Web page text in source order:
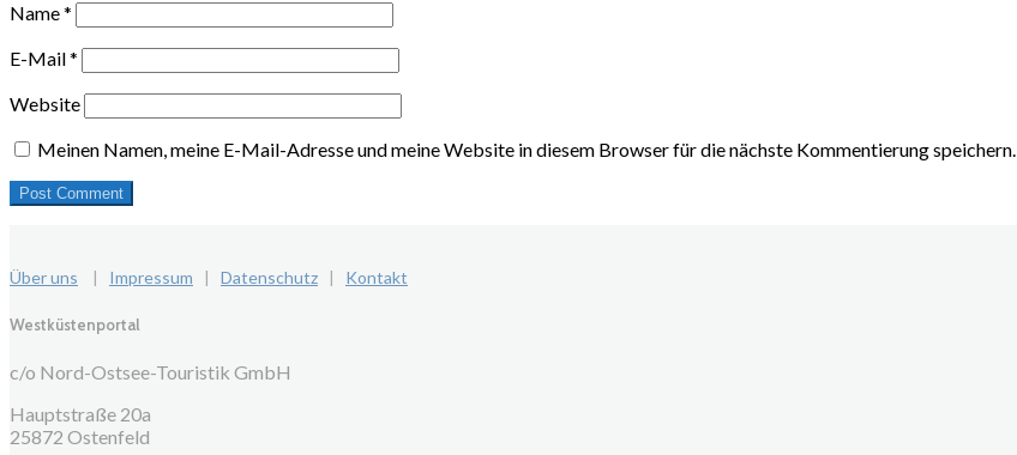
Name*
E-Mail*
Website
Meinen Namen, meine E-Mail-Adresse und meine Website in diesem Browser für die nächste Kommentierung speichern.
Über uns | Impressum | Datenschutz | Kontakt
Westküstenportal
c/o Nord-Ostsee-Touristik GmbH
Hauptstraße 20a
25872 Ostenfeld